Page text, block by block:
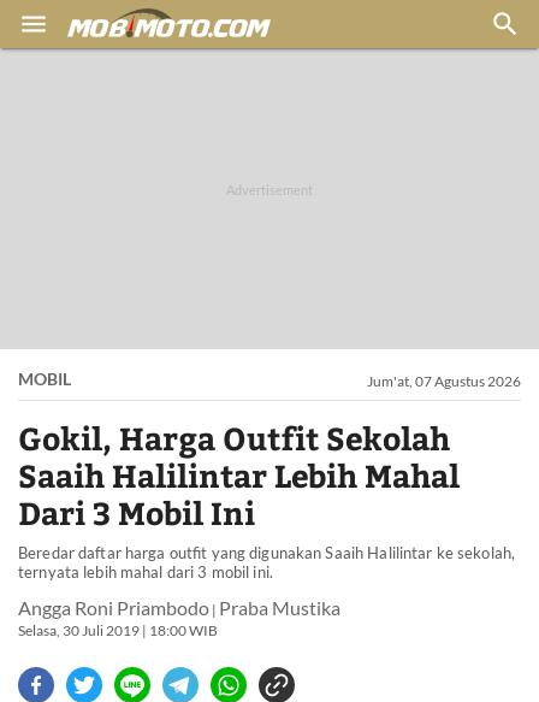
 
MOBIL Jum'at, 07 Agustus 2026
Gokil, Harga Outfit Sekolah
Saaih Halilintar Lebih Mahal
Dari 3 Mobil Ini
Beredar daftar harga outfit yang digunakan Saaih Halilintar ke sekolah,
ternyata lebih mahal dari 3 mobil ini.
Angga Roni Priambodo | Praba Mustika
Selasa, 30 Juli 2019 | 18:00 WIB